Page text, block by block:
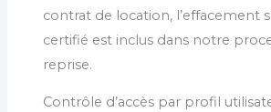
contrat de location, l’effacement
certifié est inclus dans notre
reprise.
Contrôle d’accès par profil